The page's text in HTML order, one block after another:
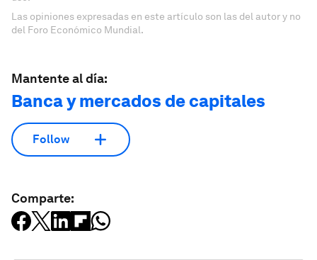
Las opiniones expresadas en este artículo son las del autor y no
del Foro Económico Mundial.
Mantente al día:
Banca y mercados de capitales
Follow
Comparte: